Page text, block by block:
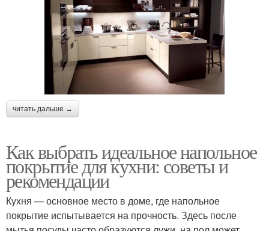
читать дальше →
Как выбрать идеальное напольное
покрытие для кухни: советы и
рекомендации
Кухня — основное место в доме, где напольное
покрытие испытывается на прочность. Здесь после